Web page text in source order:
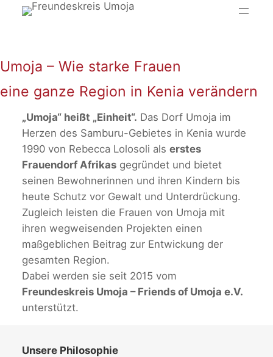
Umoja – Wie starke Frauen
eine ganze Region in Kenia verändern
„Umoja“ heißt „Einheit“. Das Dorf Umoja im
Herzen des Samburu-Gebietes in Kenia wurde
1990 von Rebecca Lolosoli als erstes
Frauendorf Afrikasgegründet und bietet
seinen Bewohnerinnen und ihren Kindern bis
heute Schutz vor Gewalt und Unterdrückung.
Zugleich leisten die Frauen von Umoja mit
ihren wegweisenden Projekten einen
maßgeblichen Beitrag zur Entwickung der
gesamten Region.
Dabei werden sie seit 2015 vom
Freundeskreis Umoja – Friends of Umoja e.V.
unterstützt.
Unsere Philosophie